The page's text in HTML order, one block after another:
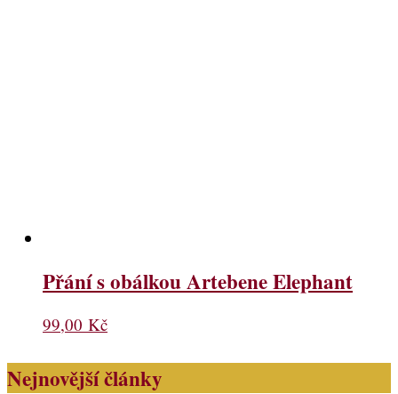
Přání s obálkou Artebene Elephant
99,00 Kč
Nejnovější články